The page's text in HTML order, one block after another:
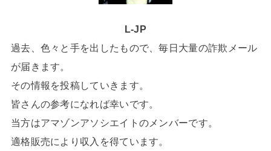
L-JP
過去、色々と手を出したもので、毎日大量の詐欺メール
が届きます。
その情報を投稿していきます。
皆さんの参考になれば幸いです。
当方はアマゾンアソシエイトのメンバーです。
適格販売により収入を得ています。